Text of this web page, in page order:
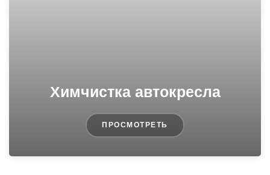
Химчистка автокресла
ПРОСМОТРЕТЬ